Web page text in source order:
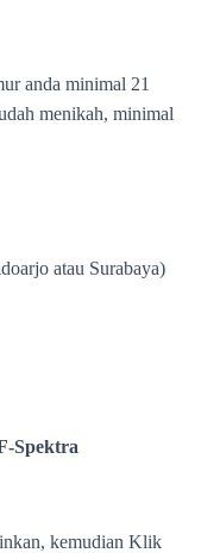
anda minimal 21
menikah, minimal
atau Surabaya)
Spektra
kemudian Klik